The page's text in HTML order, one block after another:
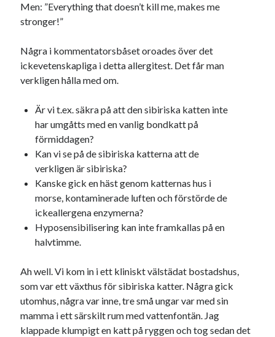
Men: ”Everything that doesn’t kill me, makes me
stronger!”
Några i kommentatorsbåset oroades över det
ickevetenskapliga i detta allergitest. Det får man
verkligen hålla med om.
Är vi t.ex. säkra på att den sibiriska katten inte
har umgåtts med en vanlig bondkatt på
förmiddagen?
Kan vi se på de sibiriska katterna att de
verkligen är sibiriska?
Kanske gick en häst genom katternas hus i
morse, kontaminerade luften och förstörde de
ickeallergena enzymerna?
Hyposensibilisering kan inte framkallas på en
halvtimme.
Ah well. Vi kom in i ett kliniskt välstädat bostadshus,
som var ett växthus för sibiriska katter. Några gick
utomhus, några var inne, tre små ungar var med sin
mamma i ett särskilt rum med vattenfontän. Jag
klappade klumpigt en katt på ryggen och tog sedan det